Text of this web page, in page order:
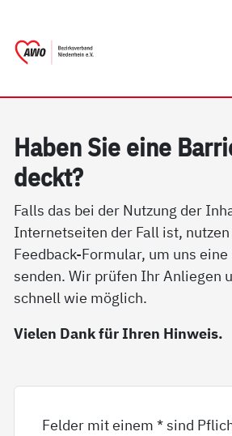
Ha­ben Sie ei­ne
deckt?
Falls das bei der Nutzung der
Internetseiten der Fall ist,
Feedback-Formular, um uns
senden. Wir prüfen Ihr Anliegen
schnell wie möglich.
Vielen Dank für Ihren Hinweis.
Felder mit einem * sind